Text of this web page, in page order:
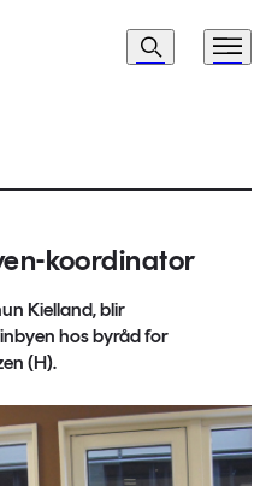
Navigasjon
Søk Meny
koordinator
Kielland, blir
hos byråd for
(H).